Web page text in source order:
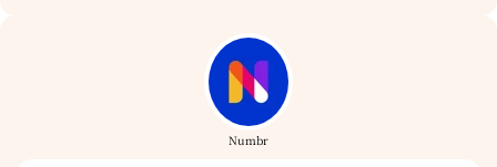
Numbr